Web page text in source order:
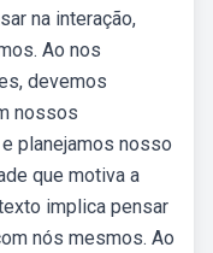
na interação,
Ao nos
devemos
nossos
planejamos nosso
que motiva a
implica pensar
nós mesmos. Ao